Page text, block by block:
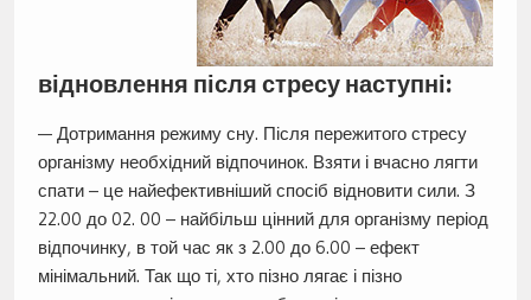
відновлення після стресу наступні:
— Дотримання режиму сну. Після пережитого стресу
організму необхідний відпочинок. Взяти і вчасно лягти
спати – це найефективніший спосіб відновити сили. З
22.00 до 02. 00 – найбільш цінний для організму період
відпочинку, в той час як з 2.00 до 6.00 – ефект
мінімальний. Так що ті, хто пізно лягає і пізно